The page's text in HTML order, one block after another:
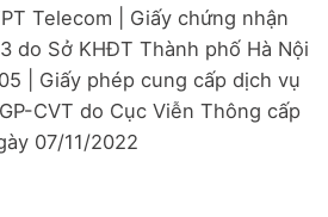
Telecom | Giấy chứng nhận
do Sở KHĐT Thành phố Hà Nội
| Giấy phép cung cấp dịch vụ
CVT do Cục Viễn Thông cấp
07/11/2022